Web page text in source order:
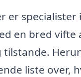
er specialister
en bred vifte
tilstande.
liste over,